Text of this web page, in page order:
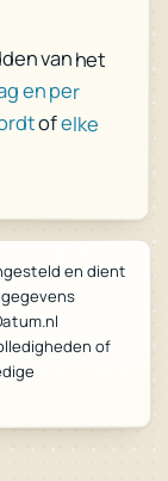
van het
en per
ofelke
en dient
of